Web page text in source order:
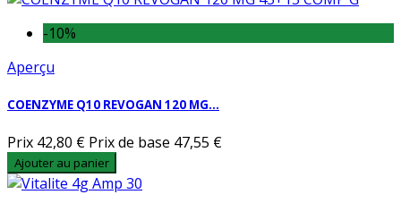
-10%
Aperçu
COENZYME Q10 REVOGAN 120 MG...
Prix 42,80 € Prix de base 47,55 €
Ajouter au panier